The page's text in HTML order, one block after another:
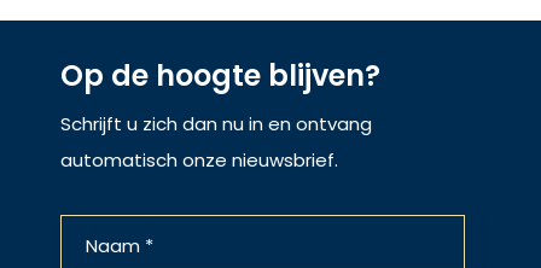
Op de hoogte blijven?
Schrijft u zich dan nu in en ontvang
automatisch onze nieuwsbrief.